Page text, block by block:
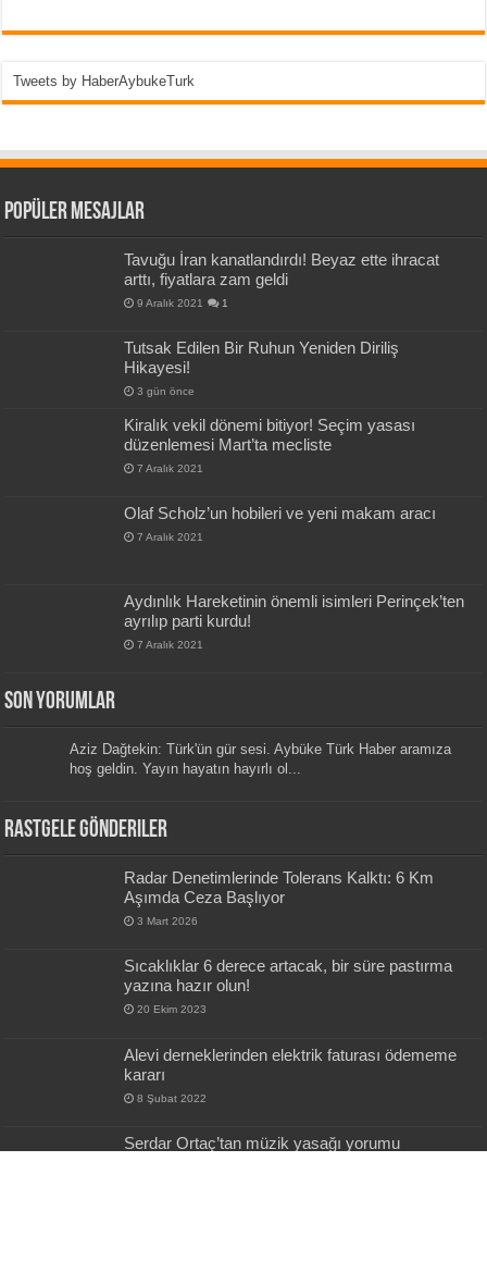
Tweets by HaberAybukeTurk
Popüler Mesajlar
Tavuğu İran kanatlandırdı! Beyaz ette ihracat
arttı, fiyatlara zam geldi
9 Aralık 2021 1
Tutsak Edilen Bir Ruhun Yeniden Diriliş
Hikayesi!
3 gün önce
Kiralık vekil dönemi bitiyor! Seçim yasası
düzenlemesi Mart’ta mecliste
7 Aralık 2021
Olaf Scholz’un hobileri ve yeni makam aracı
7 Aralık 2021
Aydınlık Hareketinin önemli isimleri Perinçek’ten
ayrılıp parti kurdu!
7 Aralık 2021
Son Yorumlar
Aziz Dağtekin: Türk'ün gür sesi. Aybüke Türk Haber aramıza
hoş geldin. Yayın hayatın hayırlı ol...
Rastgele Gönderiler
Radar Denetimlerinde Tolerans Kalktı: 6 Km
Aşımda Ceza Başlıyor
3 Mart 2026
Sıcaklıklar 6 derece artacak, bir süre pastırma
yazına hazır olun!
20 Ekim 2023
Alevi derneklerinden elektrik faturası ödememe
kararı
8 Şubat 2022
Serdar Ortaç’tan müzik yasağı yorumu